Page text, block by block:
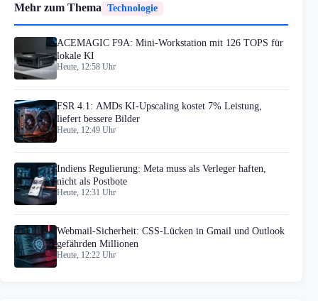
Mehr zum Thema Technologie
ACEMAGIC F9A: Mini-Workstation mit 126 TOPS für
lokale KI
Heute, 12:58 Uhr
FSR 4.1: AMDs KI-Upscaling kostet 7% Leistung,
liefert bessere Bilder
Heute, 12:49 Uhr
Indiens Regulierung: Meta muss als Verleger haften,
nicht als Postbote
Heute, 12:31 Uhr
Webmail-Sicherheit: CSS-Lücken in Gmail und Outlook
gefährden Millionen
Heute, 12:22 Uhr